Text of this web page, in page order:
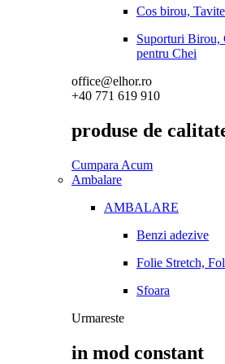
Cos birou,
Suporturi Birou,
pentru Chei
office@elhor.ro
+40 771 619 910
produse de
Cumpara Acum
Ambalare
AMBALARE
Benzi adezive
Folie Stretch,
Sfoara
Urmareste
in mod constant